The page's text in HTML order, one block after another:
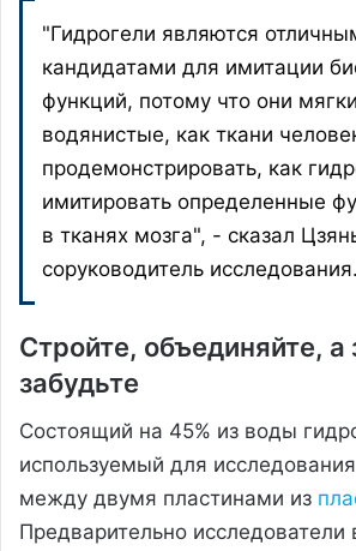
"Гидрогели являются
кандидатами для имитации
функций, потому что они
водянистые, как ткани
продемонстрировать, как
имитировать определенные
в тканях мозга", - сказал
соруководитель исследования.
Стройте, объединяйте, а
забудьте
Состоящий на 45% из воды
используемый для
между двумя пластинами из
Предварительно исследователи